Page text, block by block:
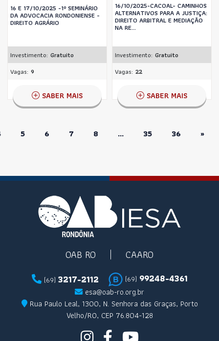
16 E 17/10/2025 -1º SEMINÁRIO
DA ADVOCACIA RONDONIENSE -
DIREITO AGRÁRIO
Investimento: Gratuito
Vagas: 9
SABER MAIS
16/10/2025-CACOAL- CAMINHOS
ALTERNATIVOS PARA A JUSTIÇA:
DIREITO ARBITRAL E MEDIAÇÃO
NA RE...
Investimento: Gratuito
Vagas: 22
SABER MAIS
5 6 7 8 ... 35 36 »
OAB RO CAARO
(69) 3217-2112 (69) 99248-4361
esa@oab-ro.org.br
Rua Paulo Leal, 1300, N. Senhora das Graças, Porto
Velho/RO, CEP 76.804-128